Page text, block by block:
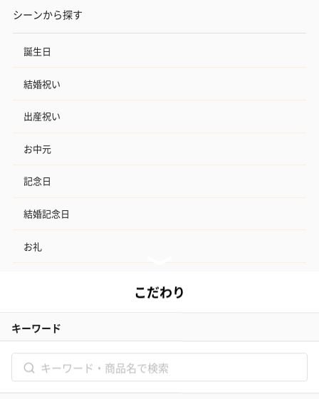
シーンから探す
誕生日
結婚祝い
出産祝い
お中元
記念日
結婚記念日
お礼
その他のシーン